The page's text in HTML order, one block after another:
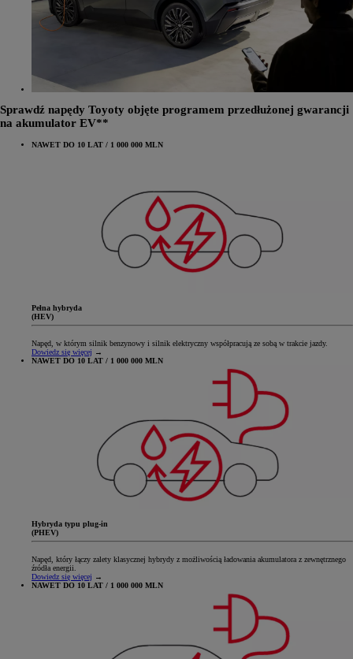
Sprawdź napędy Toyoty objęte programem przedłużonej gwarancji
na akumulator EV**
NAWET DO 10 LAT / 1 000 000 MLN
Pełna hybryda
(HEV)
Napęd, w którym silnik benzynowy i silnik elektryczny współpracują ze sobą w trakcie jazdy.
Dowiedz się więcej →
NAWET DO 10 LAT / 1 000 000 MLN
Hybryda typu plug-in
(PHEV)
Napęd, który łączy zalety klasycznej hybrydy z możliwością ładowania akumulatora z zewnętrznego
źródła energii.
Dowiedz się więcej →
NAWET DO 10 LAT / 1 000 000 MLN